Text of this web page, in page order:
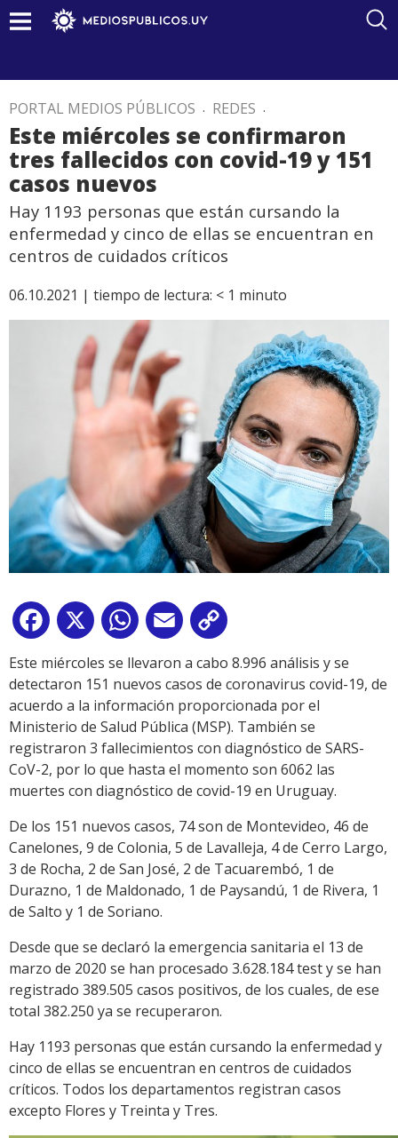
PORTAL MEDIOS PÚBLICOS . REDES .
Este miércoles se confirmaron
tres fallecidos con covid-19 y 151
casos nuevos
Hay 1193 personas que están cursando la
enfermedad y cinco de ellas se encuentran en
centros de cuidados críticos
06.10.2021 | tiempo de lectura: < 1 minuto
Facebook
X WhatsApp
Email
Link
Este miércoles se llevaron a cabo 8.996 análisis y se
detectaron 151 nuevos casos de coronavirus covid-19, de
acuerdo a la información proporcionada por el
Ministerio de Salud Pública (MSP). También se
registraron 3 fallecimientos con diagnóstico de SARS-
CoV-2, por lo que hasta el momento son 6062 las
muertes con diagnóstico de covid-19 en Uruguay.
De los 151 nuevos casos, 74 son de Montevideo, 46 de
Canelones, 9 de Colonia, 5 de Lavalleja, 4 de Cerro Largo,
3 de Rocha, 2 de San José, 2 de Tacuarembó, 1 de
Durazno, 1 de Maldonado, 1 de Paysandú, 1 de Rivera, 1
de Salto y 1 de Soriano.
Desde que se declaró la emergencia sanitaria el 13 de
marzo de 2020 se han procesado 3.628.184 test y se han
registrado 389.505 casos positivos, de los cuales, de ese
total 382.250 ya se recuperaron.
Hay 1193 personas que están cursando la enfermedad y
cinco de ellas se encuentran en centros de cuidados
críticos. Todos los departamentos registran casos
excepto Flores y Treinta y Tres.